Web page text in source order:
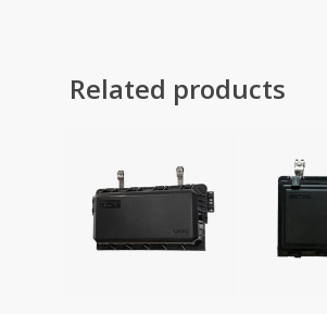
Related products